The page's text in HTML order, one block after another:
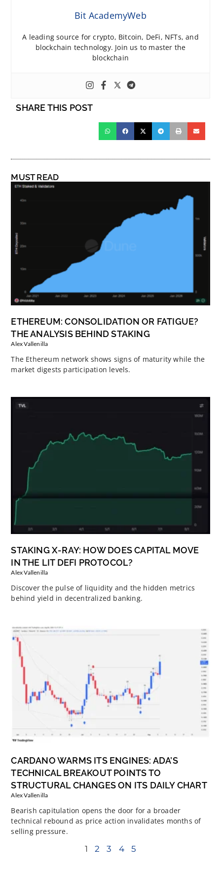
Bit AcademyWeb
A leading source for crypto, Bitcoin, DeFi, NFTs, and
blockchain technology. Join us to master the
blockchain
SHARE THIS POST
MUST READ
ETHEREUM: CONSOLIDATION OR FATIGUE?
THE ANALYSIS BEHIND STAKING
Alex Vallenilla
The Ethereum network shows signs of maturity while the
market digests participation levels.
STAKING X-RAY: HOW DOES CAPITAL MOVE
IN THE LIT DEFI PROTOCOL?
Alex Vallenilla
Discover the pulse of liquidity and the hidden metrics
behind yield in decentralized banking.
CARDANO WARMS ITS ENGINES: ADA’S
TECHNICAL BREAKOUT POINTS TO
STRUCTURAL CHANGES ON ITS DAILY CHART
Alex Vallenilla
Bearish capitulation opens the door for a broader
technical rebound as price action invalidates months of
selling pressure.
1 2 3 4 5